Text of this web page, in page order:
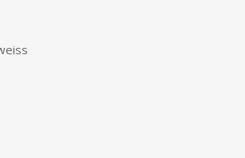
BELEUCHTUNG